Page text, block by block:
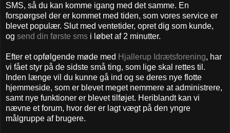
SMS, så du kan komme igang med det samme. En
forspørgsel der er kommet med tiden, som vores service er
blevet populær. Slut med ventetider, opret dig som kunde,
og send din første sms i løbet af 2 minutter.
Efter et opfølgende møde med Hjallerup Idrætsforening, har
vi fået styr på de sidste små ting, som lige skal rettes til.
Inden længe vil du kunne gå ind og se deres nye flotte
hjemmeside, som er blevet meget nemmere at administrere,
samt nye funktioner er blevet tilføjet. Heriblandt kan vi
nævne et forum, hvor der er lagt vægt på den yngre
målgruppe af brugere.